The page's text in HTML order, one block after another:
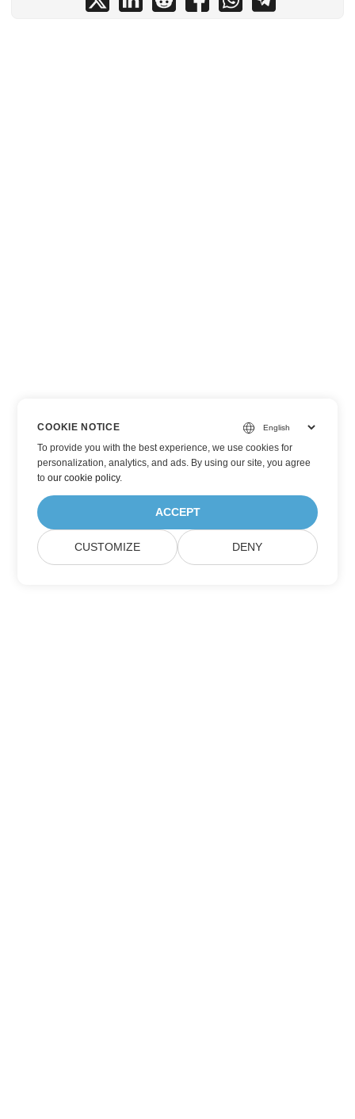
COOKIE NOTICE
To provide you with the best experience, we use cookies for
personalization, analytics, and ads. By using our site, you agree
toour cookie policy.
ACCEPT
CUSTOMIZE DENY